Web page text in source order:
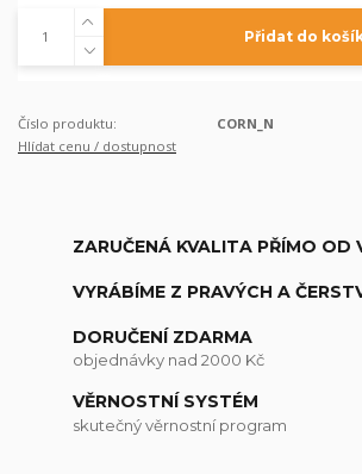
Přidat do
Číslo produktu:
CORN_N
Hlídat cenu / dostupnost
ZARUČENÁ KVALITA PŘÍMO OD
VYRÁBÍME Z PRAVÝCH A
DORUČENÍ ZDARMA
objednávky nad 2000 Kč
VĚRNOSTNÍ SYSTÉM
skutečný věrnostní program